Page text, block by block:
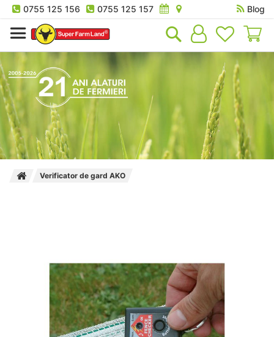
0755 125 156 0755 125 157
Blog
Verificator de gard AKO